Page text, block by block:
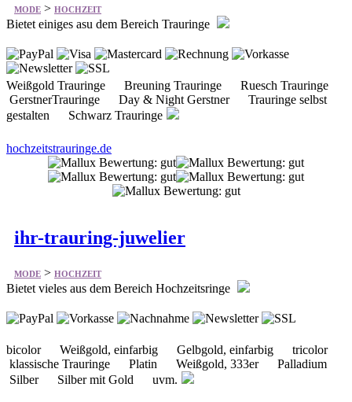
MODE > HOCHZEIT
Bietet einiges asu dem Bereich Trauringe
Weißgold Trauringe Breuning Trauringe Ruesch Trauringe
GerstnerTrauringe Day & Night Gerstner Trauringe selbst
gestalten Schwarz Trauringe
hochzeitstrauringe.de
ihr-trauring-juwelier
MODE > HOCHZEIT
Bietet vieles aus dem Bereich Hochzeitsringe
bicolor Weißgold, einfarbig Gelbgold, einfarbig tricolor
klassische Trauringe Platin Weißgold, 333er Palladium
Silber Silber mit Gold uvm.